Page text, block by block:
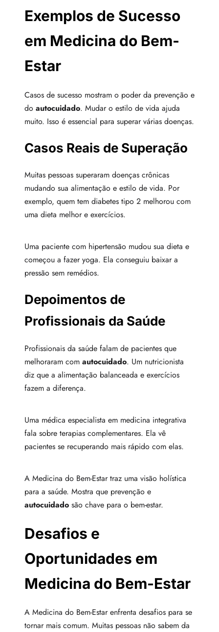
Exemplos de Sucesso
em Medicina do Bem-
Estar
Casos de sucesso mostram o poder da prevenção e
do autocuidado. Mudar o estilo de vida ajuda
muito. Isso é essencial para superar várias doenças.
Casos Reais de Superação
Muitas pessoas superaram doenças crônicas
mudando sua alimentação e estilo de vida. Por
exemplo, quem tem diabetes tipo 2 melhorou com
uma dieta melhor e exercícios.
Uma paciente com hipertensão mudou sua dieta e
começou a fazer yoga. Ela conseguiu baixar a
pressão sem remédios.
Depoimentos de
Profissionais da Saúde
Profissionais da saúde falam de pacientes que
melhoraram com autocuidado. Um nutricionista
diz que a alimentação balanceada e exercícios
fazem a diferença.
Uma médica especialista em medicina integrativa
fala sobre terapias complementares. Ela vê
pacientes se recuperando mais rápido com elas.
A Medicina do Bem-Estar traz uma visão holística
para a saúde. Mostra que prevenção e
autocuidado são chave para o bem-estar.
Desafios e
Oportunidades em
Medicina do Bem-Estar
A Medicina do Bem-Estar enfrenta desafios para se
tornar mais comum. Muitas pessoas não sabem da